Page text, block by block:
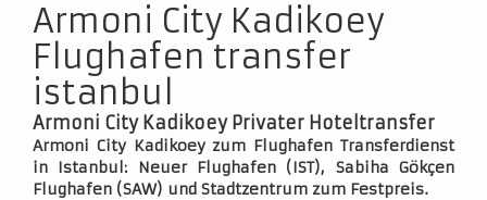
Armoni City Kadikoey
Flughafen transfer
istanbul
Armoni City Kadikoey Privater Hoteltransfer
Armoni City Kadikoey zum Flughafen Transferdienst
in Istanbul: Neuer Flughafen (IST), Sabiha Gökçen
Flughafen (SAW) und Stadtzentrum zum Festpreis.